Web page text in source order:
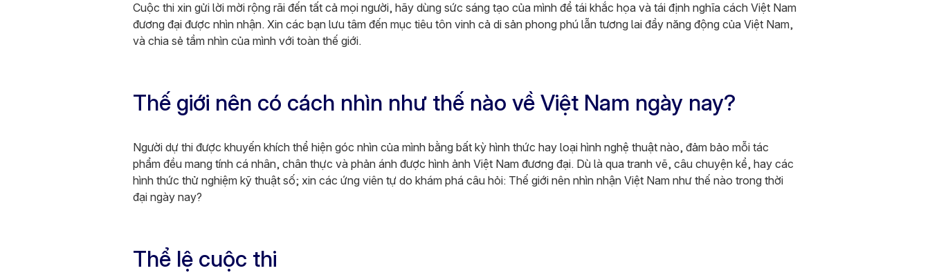
Cuộc thi xin gửi lời mời rộng rãi đến tất cả mọi người, hãy dùng sức sáng tạo của mình để tái khắc họa và tái định nghĩa cách Việt Nam
đương đại được nhìn nhận. Xin các bạn lưu tâm đến mục tiêu tôn vinh cả di sản phong phú lẫn tương lai đầy năng động của Việt Nam,
và chia sẻ tầm nhìn của mình với toàn thế giới.
Thế giới nên có cách nhìn như thế nào về Việt Nam ngày nay?
Người dự thi được khuyến khích thể hiện góc nhìn của mình bằng bất kỳ hình thức hay loại hình nghệ thuật nào, đảm bảo mỗi tác
phẩm đều mang tính cá nhân, chân thực và phản ánh được hình ảnh Việt Nam đương đại. Dù là qua tranh vẽ, câu chuyện kể, hay các
hình thức thử nghiệm kỹ thuật số; xin các ứng viên tự do khám phá câu hỏi: Thế giới nên nhìn nhận Việt Nam như thế nào trong thời
đại ngày nay?
Thể lệ cuộc thi